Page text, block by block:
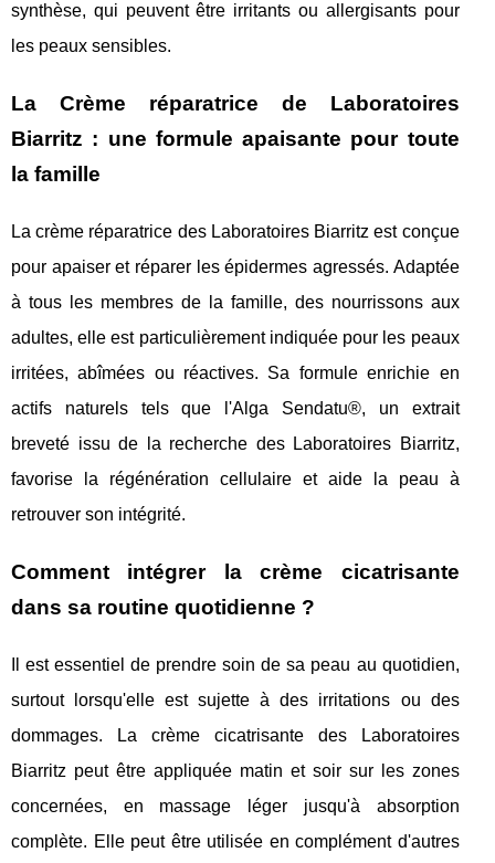
synthèse, qui peuvent être irritants ou allergisants pour
les peaux sensibles.
La Crème réparatrice de Laboratoires
Biarritz : une formule apaisante pour toute
la famille
La crème réparatrice des Laboratoires Biarritz est conçue
pour apaiser et réparer les épidermes agressés. Adaptée
à tous les membres de la famille, des nourrissons aux
adultes, elle est particulièrement indiquée pour les peaux
irritées, abîmées ou réactives. Sa formule enrichie en
actifs naturels tels que l'Alga Sendatu®, un extrait
breveté issu de la recherche des Laboratoires Biarritz,
favorise la régénération cellulaire et aide la peau à
retrouver son intégrité.
Comment intégrer la crème cicatrisante
dans sa routine quotidienne ?
Il est essentiel de prendre soin de sa peau au quotidien,
surtout lorsqu'elle est sujette à des irritations ou des
dommages. La crème cicatrisante des Laboratoires
Biarritz peut être appliquée matin et soir sur les zones
concernées, en massage léger jusqu'à absorption
complète. Elle peut être utilisée en complément d'autres